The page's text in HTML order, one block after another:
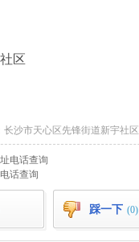
区
长沙市天心区先锋街道新宇社区
电话查询
话查询
踩一下 (0)